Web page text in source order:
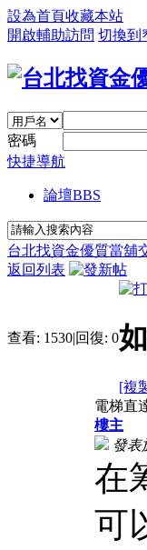
設為首頁收藏本站
開啟輔助訪問 切換到
密碼
快捷導航
論壇BBS
台北找資金優質當舖
返回列表
查看: 1530|回復: 0
[複
電梯直
樓主
發表
在
可